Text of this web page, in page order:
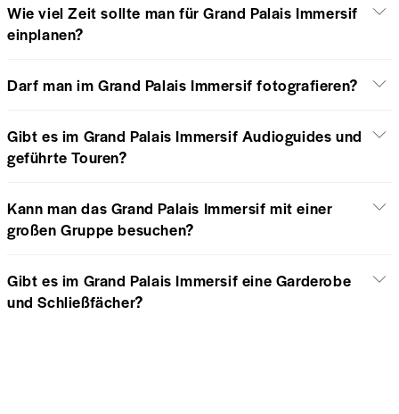
Wie viel Zeit sollte man für Grand Palais Immersif
einplanen?
Darf man im Grand Palais Immersif fotografieren?
Gibt es im Grand Palais Immersif Audioguides und
geführte Touren?
Kann man das Grand Palais Immersif mit einer
großen Gruppe besuchen?
Gibt es im Grand Palais Immersif eine Garderobe
und Schließfächer?